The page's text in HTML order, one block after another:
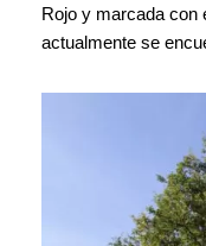
Rojo y marcada con
actualmente se